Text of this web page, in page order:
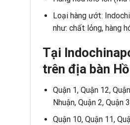
Loại hàng ướt:
như: chất lỏng, hàng
Tại
trên địa bàn
Quận 1, Quận 12,
Nhuận, Quận 2, Quận
Quận 10, Quận 11,